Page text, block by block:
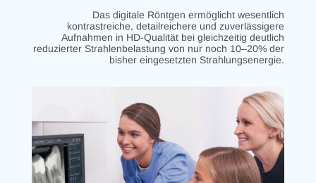
Das digitale Röntgen ermöglicht wesentlich
kontrastreiche, detailreichere und zuverlässigere
Aufnahmen in HD-Qualität bei gleichzeitig deutlich
reduzierter Strahlenbelastung von nur noch 10–20% der
bisher eingesetzten Strahlungsenergie.